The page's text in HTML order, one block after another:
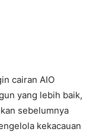
cairan AIO
yang lebih baik,
sebelumnya
kekacauan